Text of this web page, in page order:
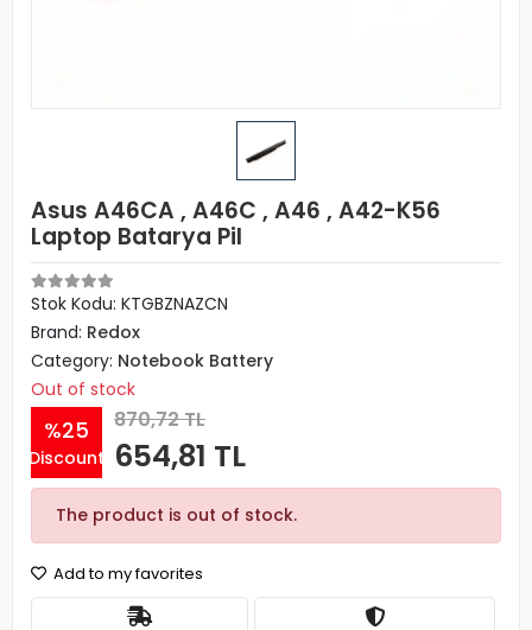
Asus A46CA , A46C , A46 , A42-K56
Laptop Batarya Pil
Stok Kodu: KTGBZNAZCN
Brand: Redox
Category: Notebook Battery
Out of stock
%25
Discount
870,72 TL
654,81 TL
The product is out of stock.
Add to my favorites